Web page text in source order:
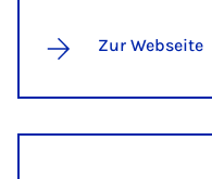
Zur Webseite